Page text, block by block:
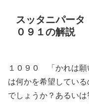
スッタニパー
０９１の解説
１０９０ 「かれは願
は何かを希望してい
でしょうか？あるい